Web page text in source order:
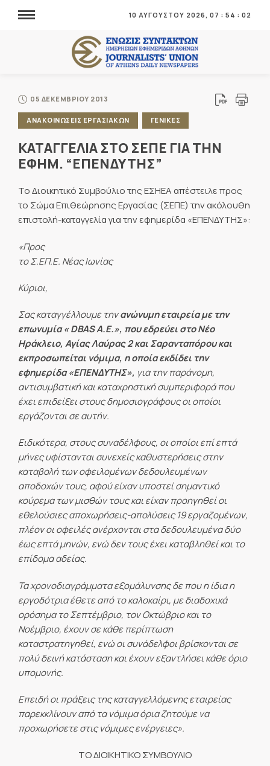
10 ΑΥΓΟΥΣΤΟΥ 2026, 07 : 54 : 02
05 ΔΕΚΕΜΒΡΙΟΥ 2013
ΑΝΑΚΟΙΝΩΣΕΙΣ ΕΡΓΑΣΙΑΚΩΝ ΓΕΝΙΚΕΣ
ΚΑΤΑΓΓΕΛΙΑ ΣΤΟ ΣΕΠΕ ΓΙΑ ΤΗΝ
ΕΦΗΜ. “ΕΠΕΝΔΥΤΗΣ”
Το Διοικητικό Συμβούλιο της ΕΣΗΕΑ απέστειλε προς
το Σώμα Επιθεώρησης Εργασίας (ΣΕΠΕ) την ακόλουθη
επιστολή-καταγγελία για την εφημερίδα «ΕΠΕΝΔΥΤΗΣ»:
«Προς
το Σ.ΕΠ.Ε. Νέας Ιωνίας
Κύριοι,
Σας καταγγέλλουμε τηνανώνυμη εταιρεία με την
επωνυμία « DBAS Α.Ε.», που εδρεύει στο Νέο
Ηράκλειο, Αγίας Λαύρας 2 και Σαρανταπόρου και
εκπροσωπείται νόμιμα, η οποία εκδίδει την
εφημερίδα «ΕΠΕΝΔΥΤΗΣ», για την παράνομη,
αντισυμβατική και καταχρηστική συμπεριφορά που
έχει επιδείξει στους δημοσιογράφους οι οποίοι
εργάζονται σε αυτήν.
Ειδικότερα, στους συναδέλφους, οι οποίοι επί επτά
μήνες υφίστανται συνεχείς καθυστερήσεις στην
καταβολή των οφειλομένων δεδουλευμένων
αποδοχών τους, αφού είχαν υποστεί σημαντικό
κούρεμα των μισθών τους και είχαν προηγηθεί οι
εθελούσιες αποχωρήσεις-απολύσεις 19 εργαζομένων,
πλέον οι οφειλές ανέρχονται στα δεδουλευμένα δύο
έως επτά μηνών, ενώ δεν τους έχει καταβληθεί και το
επίδομα αδείας.
Τα χρονοδιαγράμματα εξομάλυνσης δε που η ίδια η
εργοδότρια έθετε από το καλοκαίρι, με διαδοχικά
ορόσημα το Σεπτέμβριο, τον Οκτώβριο και το
Νοέμβριο, έχουν σε κάθε περίπτωση
καταστρατηγηθεί, ενώ οι συνάδελφοι βρίσκονται σε
πολύ δεινή κατάσταση και έχουν εξαντλήσει κάθε όριο
υπομονής.
Επειδή οι πράξεις της καταγγελλόμενης εταιρείας
παρεκκλίνουν από τα νόμιμα όρια ζητούμε να
προχωρήσετε στις νόμιμες ενέργειες».
ΤΟ ΔΙΟΙΚΗΤΙΚΟ ΣΥΜΒΟΥΛΙΟ